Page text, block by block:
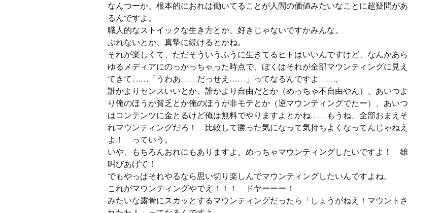
なんつーか、根本的におれは働いてることが人間の価値みたいなことに超疑問があ
るんですよ。
職人的なストイックな生き方とか、好きじゃないですかみんな。
ぶれないとか、真摯に続けるとかね。
それが楽しくて、ただそういうふうに生きてるヒトはいいんですけど、なんかあら
ゆるメディアにのっかっちゃった時点で、ぼくはそれが全部マウンティングに見え
てきて……「うわあ……だっせえ……」ってなるんですよ……。
誰かよりセンスいいとか、誰かより自由だとか（めっちゃ不自由やん）、あいつよ
り俺のほうが貧乏とか俺のほうが非モテとか（逆マウンティングでたー）、あいつ
はコンテンツに金とるけど俺は無料でやりますよとかね……もうね、全部おまえそ
れマウンティングだろ！ 比較して勝った気になって気持ちよくなってんじゃねえ
よ！ っていう。
いや、もちろんおれにもありますよ。めっちゃマウンティングしたいですよ！ 雄
叫びあげて！
でもやっぱそれやるなら思い切り楽しんでマウンティングしたいんですよね。
これがマウンティングやでえ！！！ ドヤーーー！
みたいな露骨にスカッとするマウンティングだったら「しょうがねえ！マウントさ